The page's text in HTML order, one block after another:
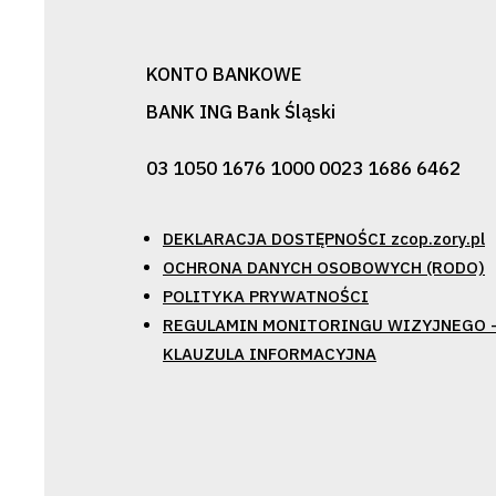
KONTO BANKOWE
BANK ING Bank Śląski
03 1050 1676 1000 0023 1686 6462
DEKLARACJA DOSTĘPNOŚCI zcop.zory.pl
OCHRONA DANYCH OSOBOWYCH (RODO)
POLITYKA PRYWATNOŚCI
REGULAMIN MONITORINGU WIZYJNEGO -
KLAUZULA INFORMACYJNA